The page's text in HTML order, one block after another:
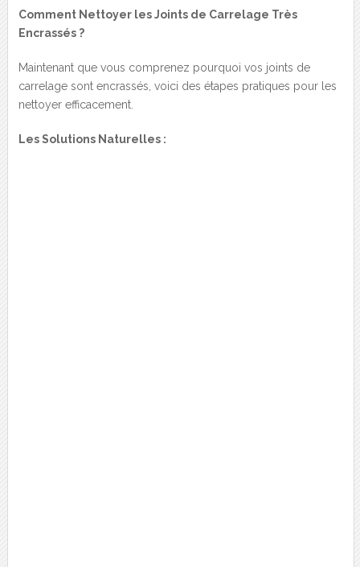
Comment Nettoyer les Joints de Carrelage Très
Encrassés ?
Maintenant que vous comprenez pourquoi vos joints de
carrelage sont encrassés, voici des étapes pratiques pour les
nettoyer efficacement.
Les Solutions Naturelles :